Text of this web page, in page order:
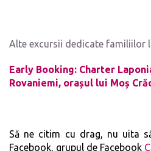
Alte excursii dedicate familiilor
Early Booking: Charter
Rovaniemi, orașul lui Moș
Să ne citim cu drag, nu uita
Facebook, grupul de Facebook